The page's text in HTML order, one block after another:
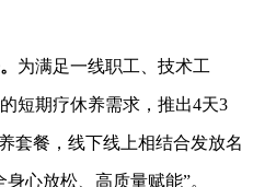
为满足一线职工、技术工
短期疗休养需求，推出4天3
套餐，线下线上相结合发放名
心放松、高质量赋能”。